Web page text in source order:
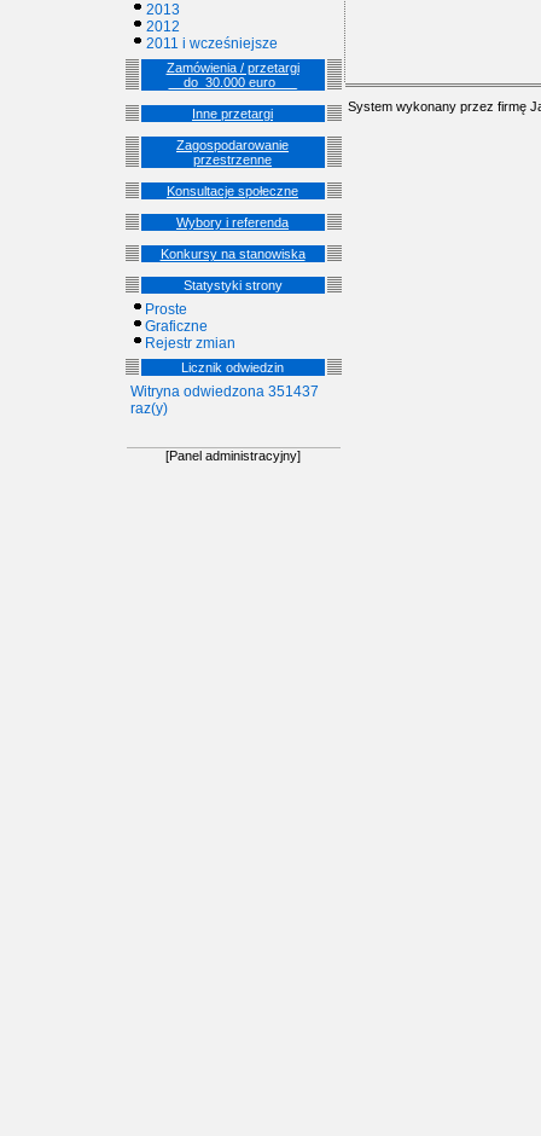
2013
2012
2011 i wcześniejsze
Zamówienia / przetargi
__do_30.000 euro___
Inne przetargi
Zagospodarowanie
przestrzenne
Konsultacje społeczne
Wybory i referenda
Konkursy na stanowiska
Statystyki strony
Proste
Graficzne
Rejestr zmian
Licznik odwiedzin
Witryna odwiedzona 351437
raz(y)
[Panel administracyjny]
System wykonany przez firmę